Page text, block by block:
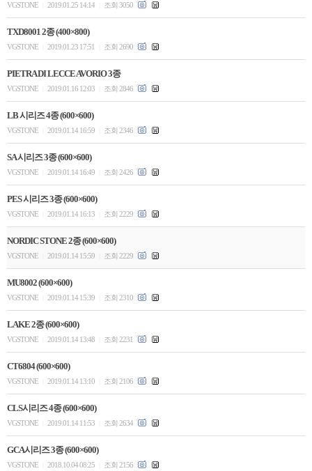
VGSTONE 2019.01.25 14:14 조회 3050
TXD8001 2종 (400×800)
VGSTONE 2019.01.23 17:51 조회 2690
PIETRA DI LECCE AVORIO 3종
VGSTONE 2019.01.16 12:03 조회 2846
LB 시리즈 4종 (600×600)
VGSTONE 2019.01.14 16:59 조회 2346
SA 시리즈 3종 (600×600)
VGSTONE 2019.01.14 16:49 조회 2426
PES 시리즈 3종 (600×600)
VGSTONE 2019.01.14 16:13 조회 2229
NORDIC STONE 2종 (600×600)
VGSTONE 2019.01.14 15:59 조회 2229
MU8002 (600×600)
VGSTONE 2019.01.14 15:39 조회 2310
LAKE 2종 (600×600)
VGSTONE 2019.01.14 13:48 조회 2231
CT6804 (600×600)
VGSTONE 2019.01.14 13:10 조회 2106
CLS시리즈 4종 (600×600)
VGSTONE 2019.01.14 11:53 조회 2634
GCA시리즈 3종 (600×600)
VGSTONE 2018.10.04 08:25 조회 2156